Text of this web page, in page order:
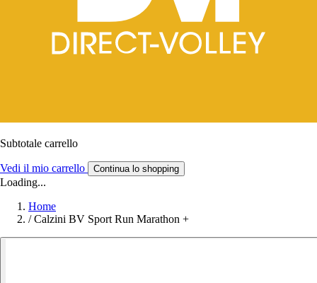
Subtotale carrello
Vedi il mio carrello Continua lo shopping
Loading...
Home
/ Calzini BV Sport Run Marathon +